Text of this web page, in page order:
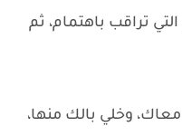
تراقب باهتمام، ثم
وخلي بالك منها،